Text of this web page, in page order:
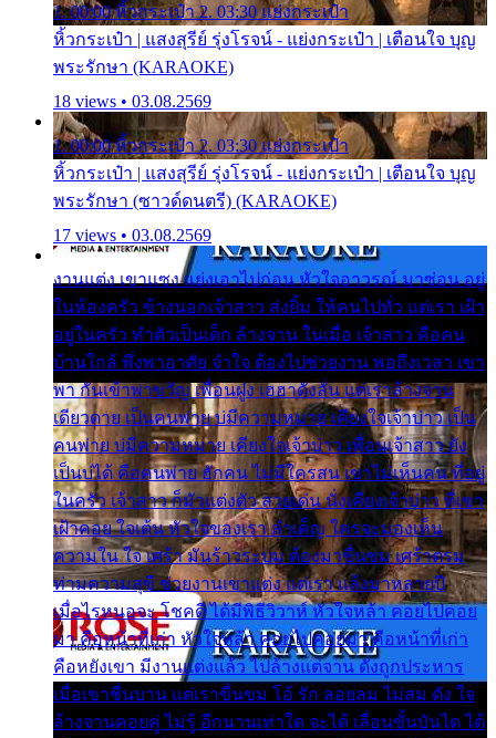
1. 00:00 หิ้วกระเป๋า 2. 03:30 แย่งกระเป๋า
หิ้วกระเป๋า | แสงสุรีย์ รุ่งโรจน์ - แย่งกระเป๋า | เตือนใจ บุญ
พระรักษา (KARAOKE)
18 views • 03.08.2569
1. 00:00 หิ้วกระเป๋า 2. 03:30 แย่งกระเป๋า
หิ้วกระเป๋า | แสงสุรีย์ รุ่งโรจน์ - แย่งกระเป๋า | เตือนใจ บุญ
พระรักษา (ซาวด์ดนตรี) (KARAOKE)
17 views • 03.08.2569
งานแต่ง เขาแซง แย่งเอาไปก่อน หัวใจอาวรณ์ มาซ่อน อยู่
ในห้องครัว ข้างนอกเจ้าสาว ส่งยิ้ม ให้คนไปทั่ว แต่เรา เฝ้า
อยู่ในครัว ทำตัวเป็นเด็ก ล้างจาน ในเมื่อ เจ้าสาว คือคน
บ้านใกล้ พึ่งพาอาศัย จำใจ ต้องไปช่วยงาน พอถึงเวลา เขา
พา กันเข้าพาขวัญ เพื่อนฝูง เฮฮาดังลั่น แต่เราล้างจาน
เดียวดาย เป็นคนพ่าย บ่มีความหมาย เคียงใจเจ้าบ่าว เป็น
คนพ่าย บ่มีความหมาย เคียงใจเจ้าบ่าว เพื่อนเจ้าสาว ยัง
เป็นบ่ได้ คือคนพ่าย ฮักคน ไม่มีใครสน เขาไม่เห็นคน ที่อยู่
ในครัว เจ้าสาว ก็มัวแต่งตัว สวยเด่น นั่งเคียงเจ้าบ่าว ที่เขา
เฝ้าคอย ใจเต้น หัวใจของเรา ลำเค็ญ ใครจะมองเห็น
ความใน ใจ เศร้า มันร้าวระบม ต้องมาขื่นขม เศร้าตรม
ท่ามความสุขี ช่วยงานเขาแต่ง แต่เรา แล้งมาหลายปี
เมื่อไรหนอจะ โชคดี ได้มีพิธีวิวาห์ หัวใจหล้า คอยไปคอย
มา คือหน้าที่เก่า หัวใจหล้า คอยไปคอยมา คือหน้าที่เก่า
คือหยังเขา มีงานแต่งแล้ว ไปล้างแต่จาน ดั่งถูกประหาร
เมื่อเขาชื่นบาน แต่เราขื่นขม โอ้ รัก ลอยลม ไม่สม ดัง ใจ
ล้างจานคอยคู่ ไม่รู้ อีกนานเท่าใด จะได้ เลื่อนขั้นบันได ได้